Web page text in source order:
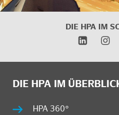
DIE HPA IM
DIE HPA IM
HPA 360°